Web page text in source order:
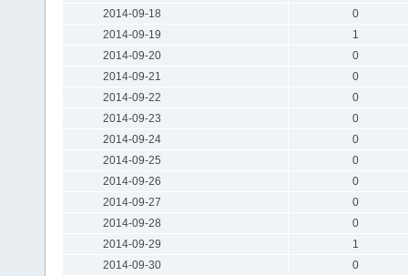
2014-09-18
0
2014-09-19
1
2014-09-20
0
2014-09-21
0
2014-09-22
0
2014-09-23
0
2014-09-24
0
2014-09-25
0
2014-09-26
0
2014-09-27
0
2014-09-28
0
2014-09-29
1
2014-09-30
0